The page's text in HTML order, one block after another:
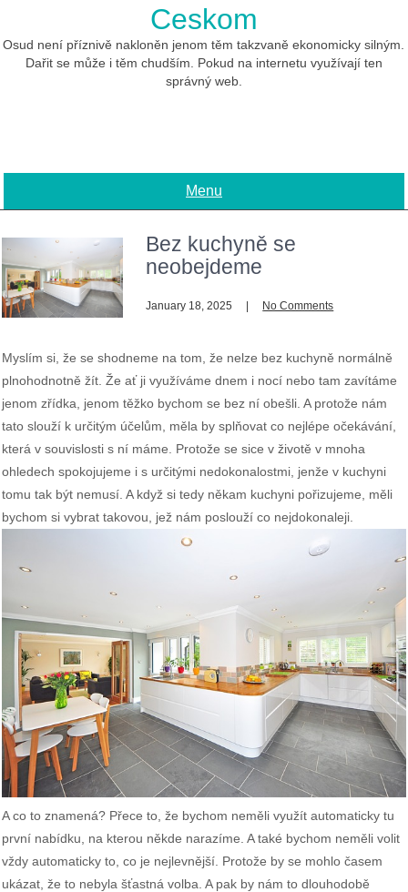
content
Ceskom
Osud není příznivě nakloněn jenom těm takzvaně ekonomicky silným.
Dařit se může i těm chudším. Pokud na internetu využívají ten
správný web.
Menu
Bez kuchyně se
neobejdeme
January 18, 2025 No Comments
Myslím si, že se shodneme na tom, že nelze bez kuchyně normálně
plnohodnotně žít. Že ať ji využíváme dnem i nocí nebo tam zavítáme
jenom zřídka, jenom těžko bychom se bez ní obešli. A protože nám
tato slouží k určitým účelům, měla by splňovat co nejlépe očekávání,
která v souvislosti s ní máme. Protože se sice v životě v mnoha
ohledech spokojujeme i s určitými nedokonalostmi, jenže v kuchyni
tomu tak být nemusí. A když si tedy někam kuchyni pořizujeme, měli
bychom si vybrat takovou, jež nám poslouží co nejdokonaleji.
A co to znamená? Přece to, že bychom neměli využít automaticky tu
první nabídku, na kterou někde narazíme. A také bychom neměli volit
vždy automaticky to, co je nejlevnější. Protože by se mohlo časem
ukázat, že to nebyla šťastná volba. A pak by nám to dlouhodobě